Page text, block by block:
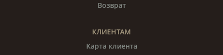
Возврат
КЛИЕНТАМ
Карта клиента